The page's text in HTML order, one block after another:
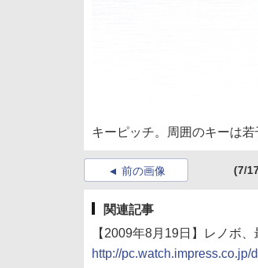
キーピッチ。周囲のキーは
前の画像 (7/
関連記事
【2009年8月19日】レノボ
http://pc.watch.impress.co.jp/